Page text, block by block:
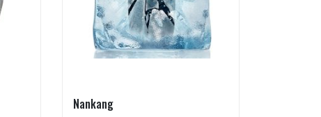
Nankang